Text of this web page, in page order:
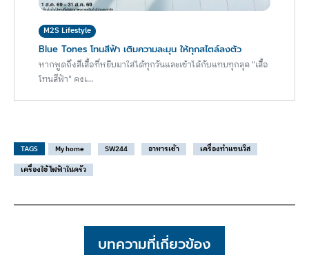
M2S Lifestyle
Blue Tones โทนสีฟ้า เติมความละมุน ให้ทุกสไตล์ลงตัว
หากพูดถึงสีเสื้อที่หยิบมาใส่ได้ทุกวันและเข้าได้กับแทบทุกลุค "เสื้อ
โทนสีฟ้า" คงเ...
TAGS My home SW244 อาหารเช้า
เครื่องทำแซนวิส
เครื่องใช้ไฟฟ้าในครัว
บทความที่เกี่ยวข้อง